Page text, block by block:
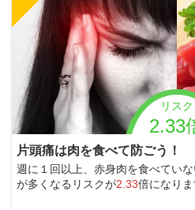
リスク
2.33
片頭痛は肉を食べて防ごう！
週に１回以上、赤身肉を食べてい
が多くなるリスクが2.33倍になりま